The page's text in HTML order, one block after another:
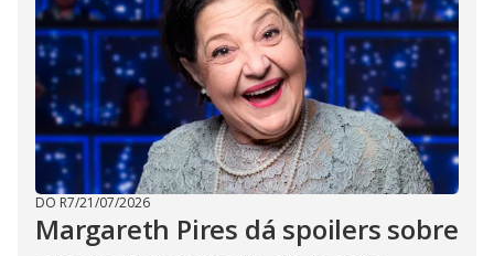
DO R7/21/07/2026
Margareth Pires dá spoilers sobre